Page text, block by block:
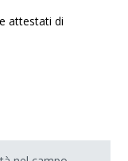
attestati di